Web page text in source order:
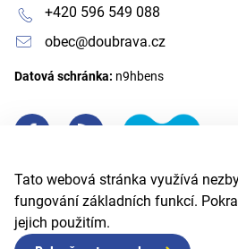
Tato webová stránka využívá
fungování základních funkcí.
jejich použitím.
+420 596 549 088
obec@doubrava.cz
Datová schránka: n9hbens